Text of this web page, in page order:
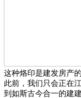
这种烙印是建发房产
此前，我们只会正在
到如斯古今合一的建